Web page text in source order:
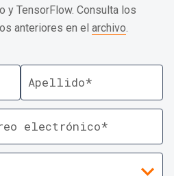
y TensorFlow. Consulta los
anteriores en el archivo.